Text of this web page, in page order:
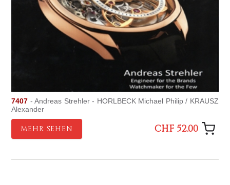
7407 - Andreas Strehler - HORLBECK Michael Philip / KRAUSZ
Alexander
MEHR SEHEN CHF 52.00